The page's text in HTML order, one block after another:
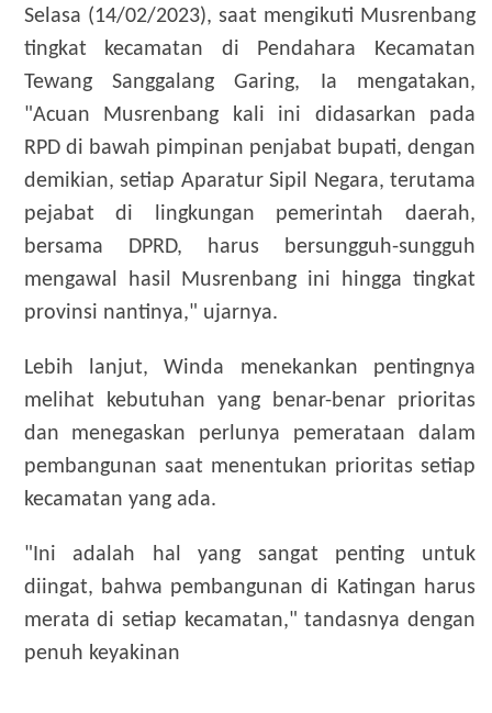
Selasa (14/02/2023), saat mengikuti Musrenbang
tingkat kecamatan di Pendahara Kecamatan
Tewang Sanggalang Garing, Ia mengatakan,
"Acuan Musrenbang kali ini didasarkan pada
RPD di bawah pimpinan penjabat bupati, dengan
demikian, setiap Aparatur Sipil Negara, terutama
pejabat di lingkungan pemerintah daerah,
bersama DPRD, harus bersungguh-sungguh
mengawal hasil Musrenbang ini hingga tingkat
provinsi nantinya," ujarnya.
Lebih lanjut, Winda menekankan pentingnya
melihat kebutuhan yang benar-benar prioritas
dan menegaskan perlunya pemerataan dalam
pembangunan saat menentukan prioritas setiap
kecamatan yang ada.
"Ini adalah hal yang sangat penting untuk
diingat, bahwa pembangunan di Katingan harus
merata di setiap kecamatan," tandasnya dengan
penuh keyakinan